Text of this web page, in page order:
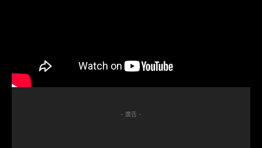
- 廣告 -